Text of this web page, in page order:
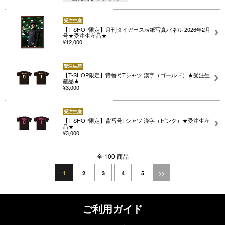
【T-SHOP限定】月刊タイガース表紙写真パネル 2026年2月
号★受注生産品★
¥12,000
【T-SHOP限定】背番号Tシャツ 漢字（ゴールド）★受注生
産品★
¥3,000
【T-SHOP限定】背番号Tシャツ 漢字（ピンク）★受注生産
品★
¥3,000
全 100 商品
1 2 3 4 5 >>
ご利用ガイド